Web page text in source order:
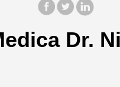
Dr.